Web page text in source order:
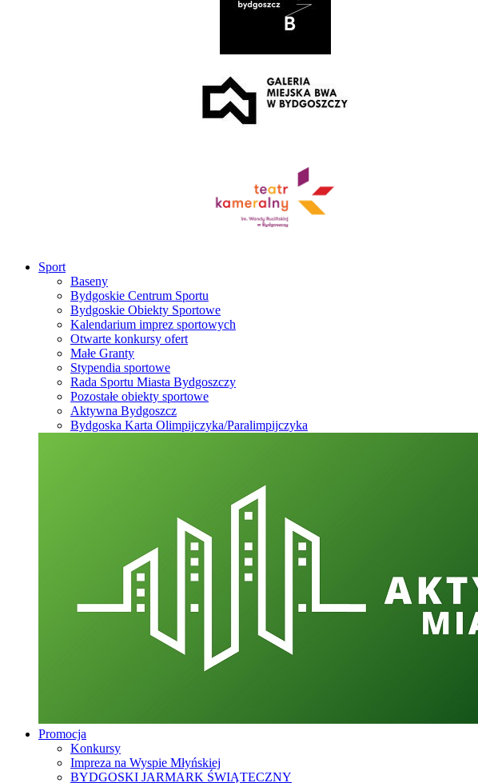
Sport
Baseny
Bydgoskie Centrum Sportu
Bydgoskie Obiekty Sportowe
Kalendarium imprez sportowych
Otwarte konkursy ofert
Małe Granty
Stypendia sportowe
Rada Sportu Miasta Bydgoszczy
Pozostałe obiekty sportowe
Aktywna Bydgoszcz
Bydgoska Karta Olimpijczyka/Paralimpijczyka
Promocja
Konkursy
Impreza na Wyspie Młyńskiej
BYDGOSKI JARMARK ŚWIĄTECZNY